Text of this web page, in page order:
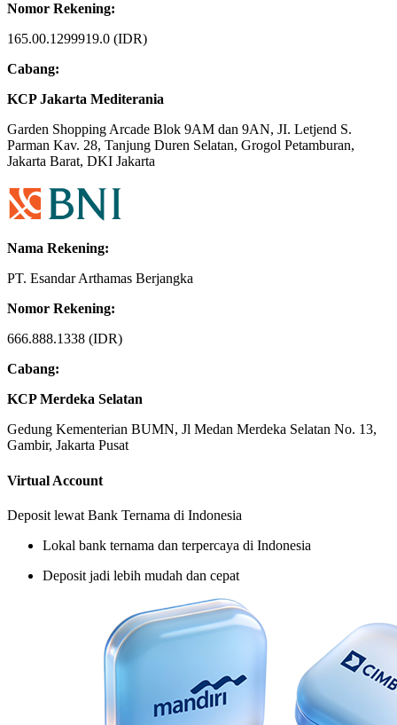
Nomor Rekening:
165.00.1299919.0 (IDR)
Cabang:
KCP Jakarta Mediterania
Garden Shopping Arcade Blok 9AM dan 9AN, JI. Letjend S.
Parman Kav. 28, Tanjung Duren Selatan, Grogol Petamburan,
Jakarta Barat, DKI Jakarta
Nama Rekening:
PT. Esandar Arthamas Berjangka
Nomor Rekening:
666.888.1338 (IDR)
Cabang:
KCP Merdeka Selatan
Gedung Kementerian BUMN, Jl Medan Merdeka Selatan No. 13,
Gambir, Jakarta Pusat
Virtual Account
Deposit lewat Bank Ternama di Indonesia
Lokal bank ternama dan terpercaya di Indonesia
Deposit jadi lebih mudah dan cepat